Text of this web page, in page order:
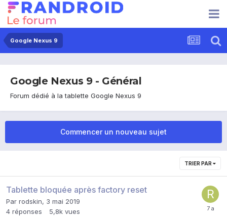
Google Nexus 9
Google Nexus 9 - Général
Forum dédié à la tablette Google Nexus 9
Commencer un nouveau sujet
TRIER PAR
Tablette bloquée après factory reset
Par rodskin, 3 mai 2019
4 réponses 5,8k vues